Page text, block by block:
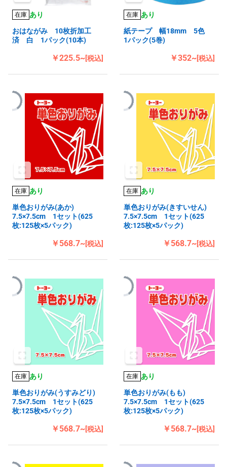
在庫 あり
おはながみ 10枚折加工
済 白 1パック(10本)
￥225.5~[税込]
在庫 あり
紙テープ 幅18mm 5色
1パック(5巻)
￥352~[税込]
在庫 あり
単色おりがみ(あか)
7.5×7.5cm 1セット(625
枚:125枚×5パック)
￥568.7~[税込]
在庫 あり
単色おりがみ(きすいせん)
7.5×7.5cm 1セット(625
枚:125枚×5パック)
￥568.7~[税込]
在庫 あり
単色おりがみ(うすみどり)
7.5×7.5cm 1セット(625
枚:125枚×5パック)
￥568.7~[税込]
在庫 あり
単色おりがみ(もも)
7.5×7.5cm 1セット(625
枚:125枚×5パック)
￥568.7~[税込]